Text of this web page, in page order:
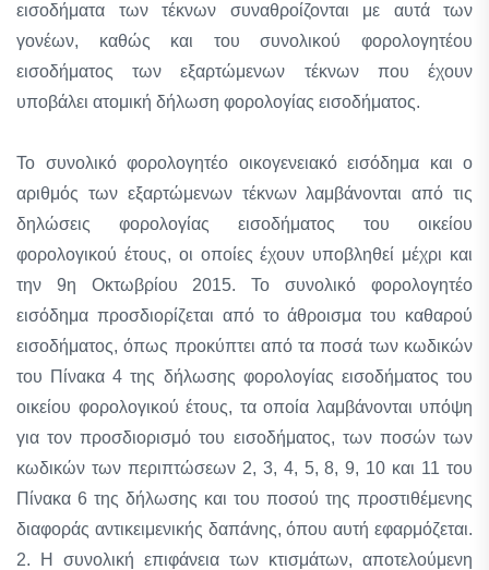
εισοδήματα των τέκνων συναθροίζονται με αυτά των
γονέων, καθώς και του συνολικού φορολογητέου
εισοδήματος των εξαρτώμενων τέκνων που έχουν
υποβάλει ατομική δήλωση φορολογίας εισοδήματος.
Το συνολικό φορολογητέο οικογενειακό εισόδημα και ο
αριθμός των εξαρτώμενων τέκνων λαμβάνονται από τις
δηλώσεις φορολογίας εισοδήματος του οικείου
φορολογικού έτους, οι οποίες έχουν υποβληθεί μέχρι και
την 9η Οκτωβρίου 2015. Το συνολικό φορολογητέο
εισόδημα προσδιορίζεται από το άθροισμα του καθαρού
εισοδήματος, όπως προκύπτει από τα ποσά των κωδικών
του Πίνακα 4 της δήλωσης φορολογίας εισοδήματος του
οικείου φορολογικού έτους, τα οποία λαμβάνονται υπόψη
για τον προσδιορισμό του εισοδήματος, των ποσών των
κωδικών των περιπτώσεων 2, 3, 4, 5, 8, 9, 10 και 11 του
Πίνακα 6 της δήλωσης και του ποσού της προστιθέμενης
διαφοράς αντικειμενικής δαπάνης, όπου αυτή εφαρμόζεται.
2. Η συνολική επιφάνεια των κτισμάτων, αποτελούμενη